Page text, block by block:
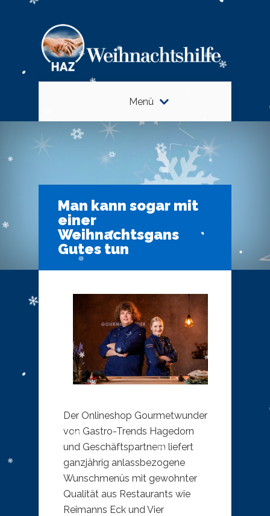
Menü
Man kann sogar mit
einer
Weihnachtsgans
Gutes tun
​Der Onlineshop Gourmetwunder
von Gastro-Trends Hagedorn
und Geschäftspartnern liefert
ganzjährig anlassbezogene
Wunschmenüs mit gewohnter
Qualität aus Restaurants wie
Reimanns Eck und Vier